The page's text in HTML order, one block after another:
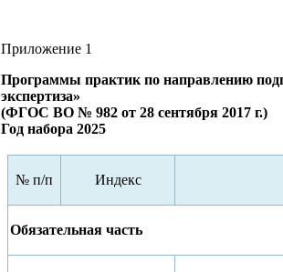
Приложение 1
Программы практик по направлению
экспертиза»
(ФГОС ВО № 982 от 28 сентября 2017 г.)
Год набора 2025
№ п/п Индекс
Обязательная часть